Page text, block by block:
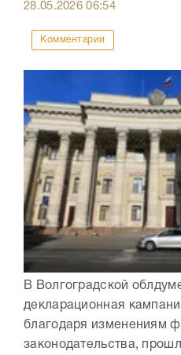
28.05.202606:54
Комментарии
В Волгоградской
декларационная
благодаря изменениям
законодательства,